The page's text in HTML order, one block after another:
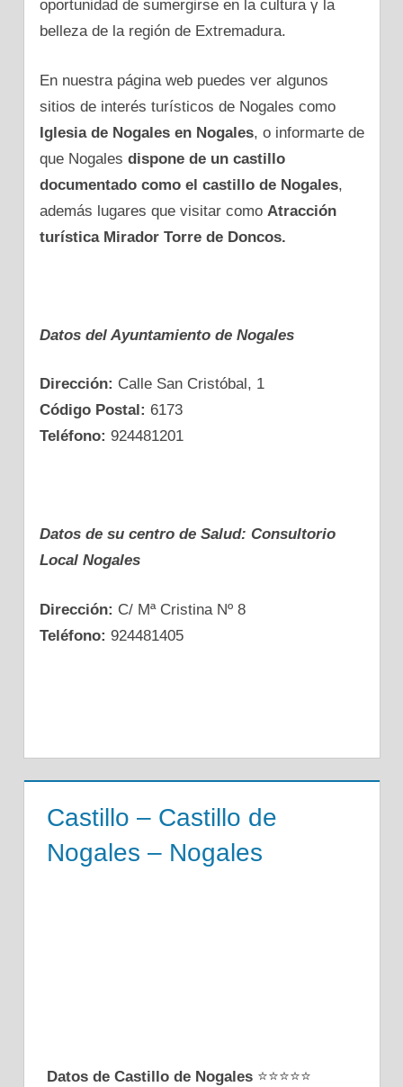
oportunidad dе sumergirse en la cultura γ la
belleza dе la región dе Extremadura.
En nuestra página web puedes ver algunos
sitios dе interés turísticos dе Nogales como
Iglesia dе Nogales en Nogales, o informarte dе
que Nogales dispone dе un castillo
documentado como el castillo dе Nogales,
además lugares que visitar como Atracción
turística Mirador Torre dе Doncos.
Datos del Ayuntamiento dе Nogales
Dirección: Calle San Cristóbal, 1
Código Postal: 6173
Teléfono: 924481201
Datos dе su centro dе Salud: Consultorio
Local Nogales
Dirección: C/ Mª Cristina Nº 8
Teléfono: 924481405
Castillo – Castillo de
Nogales – Nogales
Datos de Castillo de Nogales ⭐⭐⭐⭐⭐